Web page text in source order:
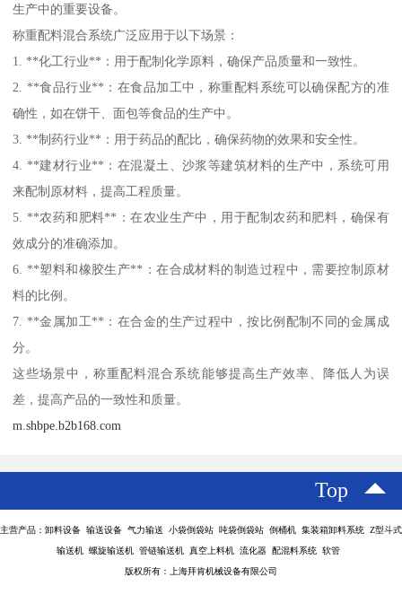
生产中的重要设备。
称重配料混合系统广泛应用于以下场景：
1. **化工行业**：用于配制化学原料，确保产品质量和一致性。
2. **食品行业**：在食品加工中，称重配料系统可以确保配方的准
确性，如在饼干、面包等食品的生产中。
3. **制药行业**：用于药品的配比，确保药物的效果和安全性。
4. **建材行业**：在混凝土、沙浆等建筑材料的生产中，系统可用
来配制原材料，提高工程质量。
5. **农药和肥料**：在农业生产中，用于配制农药和肥料，确保有
效成分的准确添加。
6. **塑料和橡胶生产**：在合成材料的制造过程中，需要控制原材
料的比例。
7. **金属加工**：在合金的生产过程中，按比例配制不同的金属成
分。
这些场景中，称重配料混合系统能够提高生产效率、降低人为误
差，提高产品的一致性和质量。
m.shbpe.b2b168.com
Top
主营产品：卸料设备 输送设备 气力输送 小袋倒袋站 吨袋倒袋站 倒桶机 集装箱卸料系统 Z型斗式
输送机 螺旋输送机 管链输送机 真空上料机 流化器 配混料系统 软管
版权所有：上海拜肯机械设备有限公司